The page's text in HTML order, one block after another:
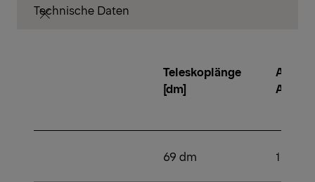
Technische Daten
Teleskoplänge
[dm]
Anzahl
69 dm 1